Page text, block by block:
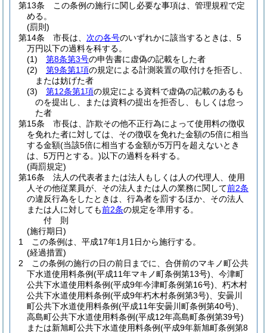
第13条
この条例の施行に関し必要な事項は、管理規程で定
める。
(罰則)
第14条
市長は、 次の各号のいずれかに該当するときは、5
万円以下の過料を科する。
(1)
第8条第3号の申告書に虚偽の記載をした者
(2)
第9条第1項の規定による計測装置の取付けを拒否し、
または妨げた者
(3)
第12条第1項の規定による資料で虚偽の記載のあるも
のを提出し、または資料の提出を拒否し、もしくは怠っ
た者
第15条
市長は、詐欺その他不正行為によって使用料の徴収
を免れた者に対しては、その徴収を免れた金額の5倍に相当
する金額(当該5倍に相当する金額が5万円を超えないとき
は、5万円とする。)以下の過料を科する。
(両罰規定)
第16条
法人の代表者または法人もしくは人の代理人、使用
人その他従業員が、その法人または人の業務に関して前2条
の違反行為をしたときは、行為者を罰するほか、その法人
または人に対しても前2条の規定を準用する。
付 則
(施行期日)
1
この条例は、平成17年1月1日から施行する。
(経過措置)
2
この条例の施行の日の前日までに、合併前のマキノ町公共
下水道使用料条例(平成11年マキノ町条例第13号) 、今津町
公共下水道使用料条例(平成9年今津町条例第16号) 、朽木村
公共下水道使用料条例(平成9年朽木村条例第3号) 、安曇川
町公共下水道使用料条例(平成11年安曇川町条例第40号)
高島町公共下水道使用料条例(平成12年高島町条例第39号)
または新旭町公共下水道使用料条例(平成9年新旭町条例第8